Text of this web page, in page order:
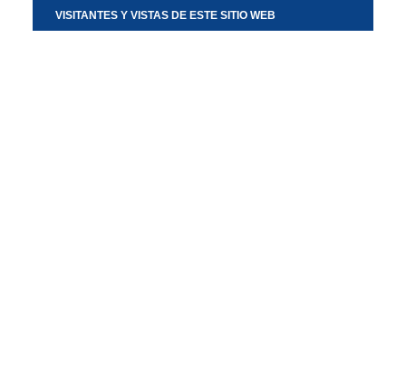
VISITANTES Y VISTAS DE ESTE SITIO WEB